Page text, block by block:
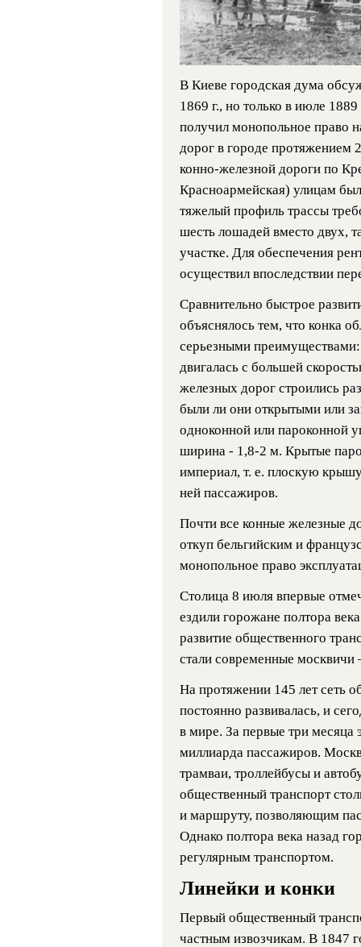
В Киеве городская дума
1869 г., но только в июле
получил монопольное право
дорог в городе протяжением
конно-железной дороги по
Красноармейская) улицам
тяжелый профиль трассы
шесть лошадей вместо двух,
участке. Для обеспечения
осуществил впоследствии
Сравнительно быстрое
объяснялось тем, что конка
серьезными
двигалась с большей
железных дорог строились
были ли они открытыми или
одноконной или пароконной
ширина - 1,8-2 м. Крытые
империал, т. е. плоскую
ней пассажиров.
Почти все конные железные
откуп бельгийским и
монопольное право
Столица 8 июля впервые
ездили горожане полтора
развитие общественного
стали современные москвичи
На протяжении 145 лет сеть
постоянно развивалась, и
в мире. За первые три месяца
миллиарда пассажиров.
трамваи, троллейбусы и
общественный транспорт
и маршруту, позволяющим
Однако полтора века назад
регулярным транспортом.
Линейки и конки
Первый общественный
частным извозчикам. В 1847